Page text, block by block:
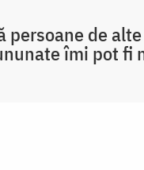
persoane de
îmi pot fi